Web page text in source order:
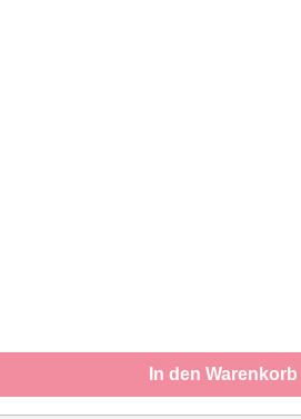
In den Warenkorb